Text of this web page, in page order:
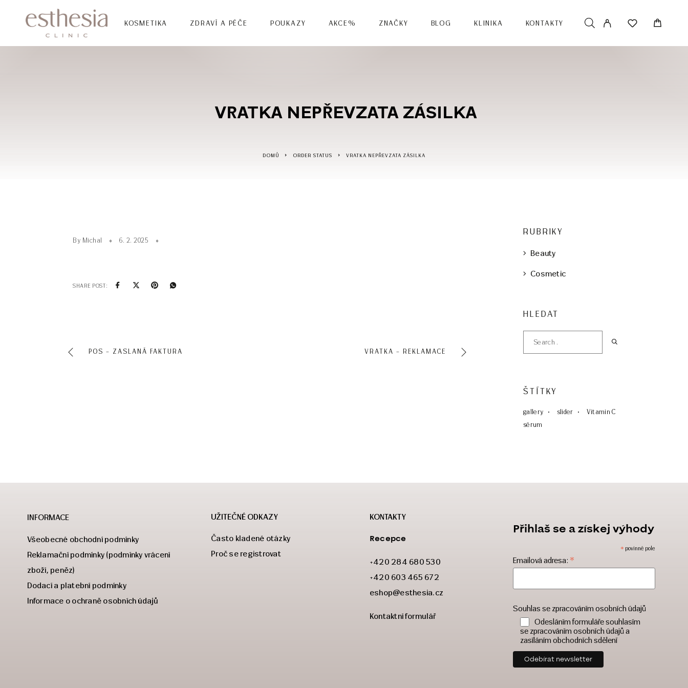
KOSMETIKA ZDRAVÍ A PÉČE POUKAZY AKCE% ZNAČKY BLOG KLINIKA KONTAKTY
VRATKA NEPŘEVZATA ZÁSILKA
DOMŮ ORDER STATUS VRATKA NEPŘEVZATA ZÁSILKA
By Michal 6. 2. 2025
SHARE POST:
POS – ZASLANÁ FAKTURA VRATKA – REKLAMACE
RUBRIKY
Beauty
Cosmetic
HLEDAT
ŠTÍTKY
gallery slider
Vitamin C
sérum
INFORMACE
Všeobecné obchodní podmínky
Reklamační podmínky (podmínky vrácení
zboží, peněz)
Dodací a platební podmínky
Informace o ochraně osobních údajů
UŽITEČNÉ ODKAZY
Často kladené otázky
Proč se registrovat
KONTAKTY
Recepce
+420 284 680 530
+420 603 465 672
eshop@esthesia.cz
Kontaktní formulář
Přihlaš se a získej výhody
* povinné pole
Emailová adresa: *
Souhlas se zpracováním osobních údajů
Odesláním formuláře souhlasím
se zpracováním osobních údajů a
zasíláním obchodních sdělení